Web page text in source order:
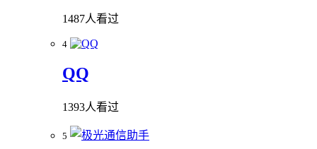
1487人看过
4
QQ
1393人看过
5